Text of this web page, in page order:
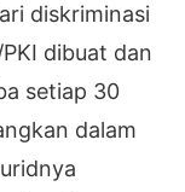
diskriminasi
dibuat dan
setiap 30
dalam